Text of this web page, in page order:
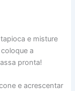
e misture
a
pronta!
e acrescentar